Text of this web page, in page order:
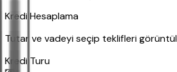
Kredi Hesaplama
Tutar ve vadeyi seçip teklifleri
Kredi Turu